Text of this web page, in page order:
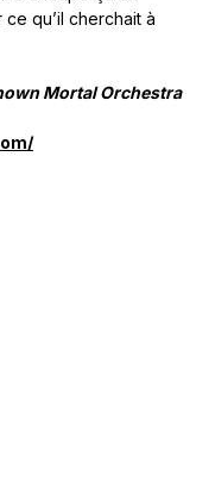
qu’il cherchait à
Mortal Orchestra